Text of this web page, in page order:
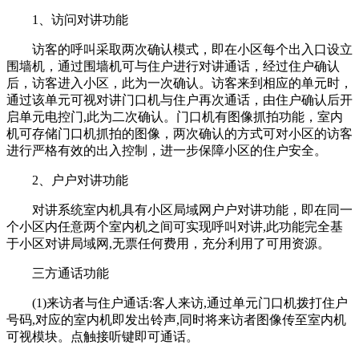
1、访问对讲功能
访客的呼叫采取两次确认模式，即在小区每个出入口设立
围墙机，通过围墙机可与住户进行对讲通话，经过住户确认
后，访客进入小区，此为一次确认。访客来到相应的单元时，
通过该单元可视对讲门口机与住户再次通话，由住户确认后开
启单元电控门,此为二次确认。门口机有图像抓拍功能，室内
机可存储门口机抓拍的图像，两次确认的方式可对小区的访客
进行严格有效的出入控制，进一步保障小区的住户安全。
2、户户对讲功能
对讲系统室内机具有小区局域网户户对讲功能，即在同一
个小区内任意两个室内机之间可实现呼叫对讲,此功能完全基
于小区对讲局域网,无票任何费用，充分利用了可用资源。
三方通话功能
(1)来访者与住户通话:客人来访,通过单元门口机拨打住户
号码,对应的室内机即发出铃声,同时将来访者图像传至室内机
可视模块。点触接听键即可通话。